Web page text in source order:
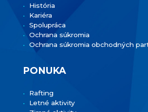
História
Kariéra
Spolupráca
Ochrana súkromia
Ochrana súkromia obchodných
PONUKA
Rafting
Letné aktivity